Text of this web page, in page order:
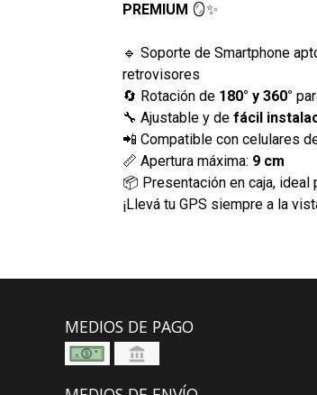
PREMIUM 🪞✨
🔹 Soporte de Smartphone
retrovisores
🔄 Rotación de 180° y 360°
🔧 Ajustable y de fácil
📲 Compatible con celulares
📏 Apertura máxima: 9 cm
📦 Presentación en caja, ideal
¡Llevá tu GPS siempre a la
MEDIOS DE PAGO